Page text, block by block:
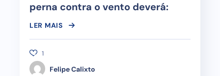
perna contra o vento deverá:
LER MAIS
Felipe Calixto
1